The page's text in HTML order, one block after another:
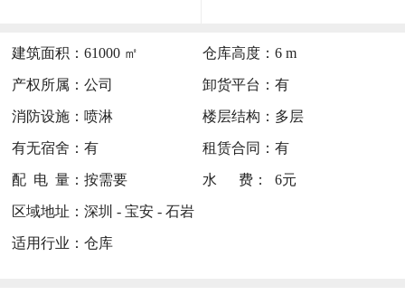
建筑面积：61000 ㎡ 仓库高度： 6 m
产权所属：公司 卸货平台： 有
消防设施： 喷淋 楼层结构： 多层
有无宿舍：有 租赁合同： 有
配 电 量：按需要 水 费： 6元
区域地址：深圳 - 宝安 - 石岩
适用行业：仓库